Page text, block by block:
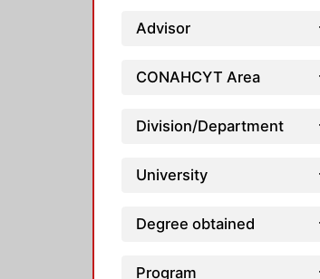
Advisor
CONAHCYT Area
Division/Department
University
Degree obtained
Program